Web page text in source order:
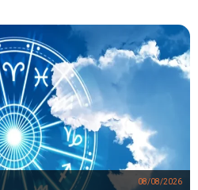
08/08/2026